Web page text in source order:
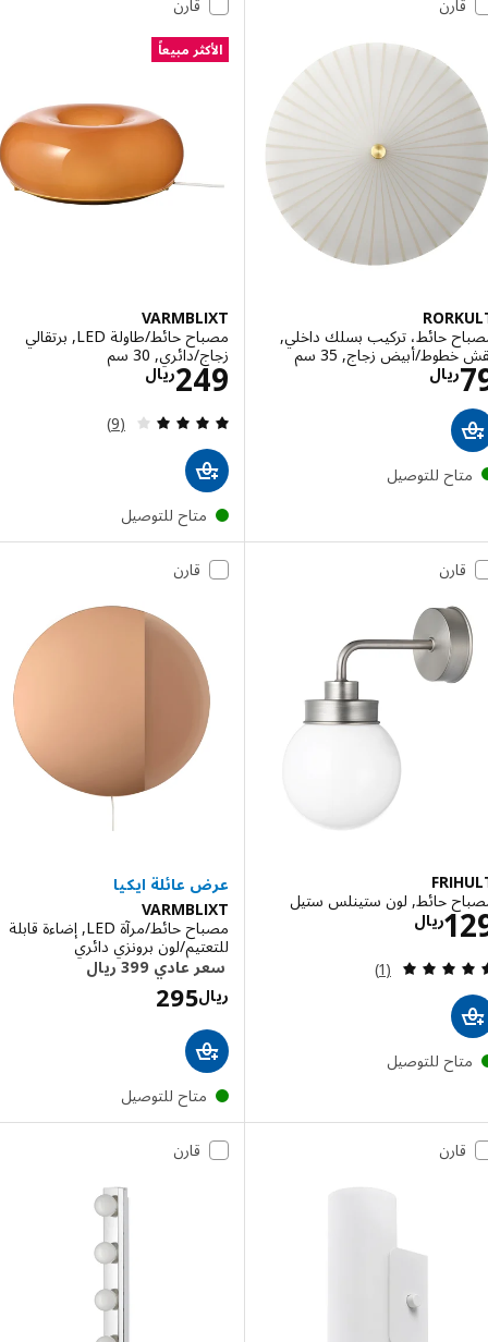
قارن
حائط، تركيب بسلك داخلي,
أبيض زجاج, 35 سم
ريالالاسعار ريال 79
للتوصيل
قارن
الأكثر مبيعاً
VARMBLIXT
مصباح حائط/طاولة LED, برتقالي
زجاج/دائري, 30 سم
ريال249 الاسعار ريال 249
مراجعة: 3.9 من أصل 5 نجوم. إجمالي المراجعات:
(9)
متاح للتوصيل
قارن
حائط, لون ستينلس ستيل
ريالالاسعار ريال 129
مراجعة: 5 من أصل 5 نجوم. إجمالي المراجعات:
(1)
للتوصيل
قارن
VARMBLIXT
مصباح حائط/مرآة LED, إضاءة قابلة
للتعتيم/لون برونزي دائري
ريال
متاح للتوصيل
قارن قارن